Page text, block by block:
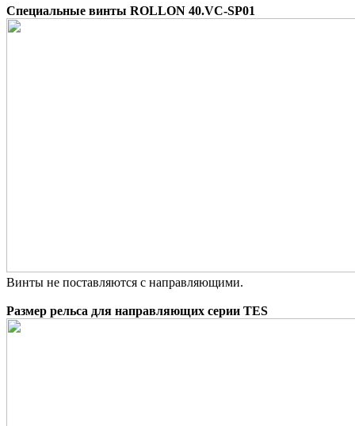
Специальные винты ROLLON 40.VC-SP01
Винты не поставляются с направляющими.
Размер рельса для направляющих серии TES